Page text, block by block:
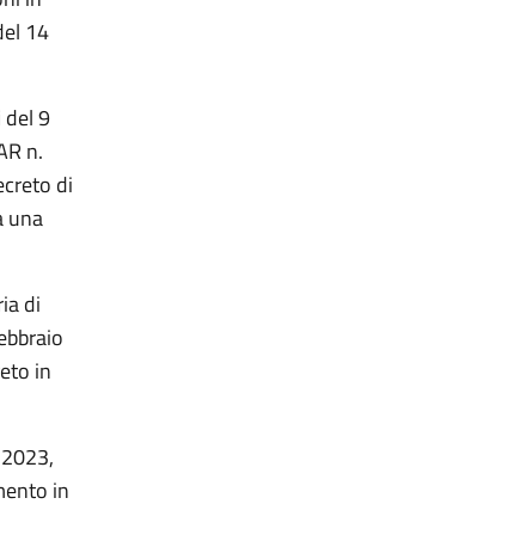
14
9
n.
di
una
di
in
in